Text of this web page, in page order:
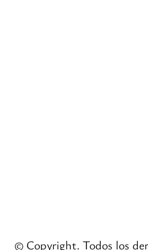
© Copyright. Todos los